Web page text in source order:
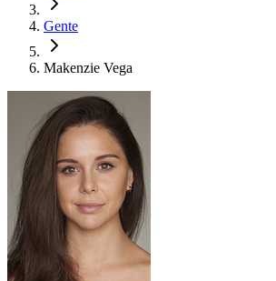
Gente
Makenzie Vega